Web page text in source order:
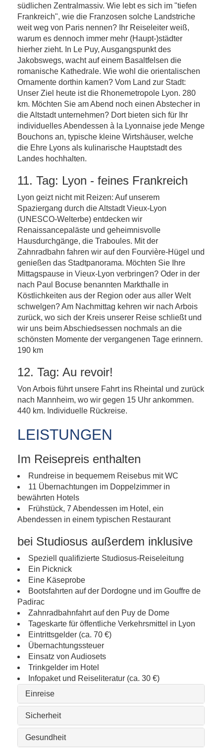
südlichen Zentralmassiv. Wie lebt es sich im "tiefen
Frankreich", wie die Franzosen solche Landstriche
weit weg von Paris nennen? Ihr Reiseleiter weiß,
warum es dennoch immer mehr (Haupt-)städter
hierher zieht. In Le Puy, Ausgangspunkt des
Jakobswegs, wacht auf einem Basaltfelsen die
romanische Kathedrale. Wie wohl die orientalischen
Ornamente dorthin kamen? Vom Land zur Stadt:
Unser Ziel heute ist die Rhonemetropole Lyon. 280
km. Möchten Sie am Abend noch einen Abstecher in
die Altstadt unternehmen? Dort bieten sich für Ihr
individuelles Abendessen à la Lyonnaise jede Menge
Bouchons an, typische kleine Wirtshäuser, welche
die Ehre Lyons als kulinarische Hauptstadt des
Landes hochhalten.
11. Tag: Lyon - feines Frankreich
Lyon geizt nicht mit Reizen: Auf unserem
Spaziergang durch die Altstadt Vieux-Lyon
(UNESCO-Welterbe) entdecken wir
Renaissancepaläste und geheimnisvolle
Hausdurchgänge, die Traboules. Mit der
Zahnradbahn fahren wir auf den Fourvière-Hügel und
genießen das Stadtpanorama. Möchten Sie Ihre
Mittagspause in Vieux-Lyon verbringen? Oder in der
nach Paul Bocuse benannten Markthalle in
Köstlichkeiten aus der Region oder aus aller Welt
schwelgen? Am Nachmittag kehren wir nach Arbois
zurück, wo sich der Kreis unserer Reise schließt und
wir uns beim Abschiedsessen nochmals an die
schönsten Momente der vergangenen Tage erinnern.
190 km
12. Tag: Au revoir!
Von Arbois führt unsere Fahrt ins Rheintal und zurück
nach Mannheim, wo wir gegen 15 Uhr ankommen.
440 km. Individuelle Rückreise.
LEISTUNGEN
Im Reisepreis enthalten
Rundreise in bequemem Reisebus mit WC
11 Übernachtungen im Doppelzimmer in
bewährten Hotels
Frühstück, 7 Abendessen im Hotel, ein
Abendessen in einem typischen Restaurant
bei Studiosus außerdem inklusive
Speziell qualifizierte Studiosus-Reiseleitung
Ein Picknick
Eine Käseprobe
Bootsfahrten auf der Dordogne und im Gouffre de
Padirac
Zahnradbahnfahrt auf den Puy de Dome
Tageskarte für öffentliche Verkehrsmittel in Lyon
Eintrittsgelder (ca. 70 €)
Übernachtungssteuer
Einsatz von Audiosets
Trinkgelder im Hotel
Infopaket und Reiseliteratur (ca. 30 €)
Einreise
Sicherheit
Gesundheit